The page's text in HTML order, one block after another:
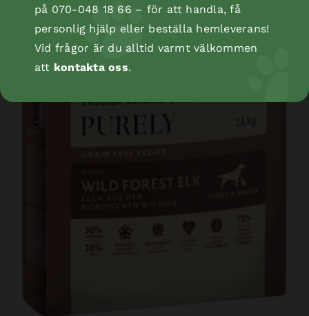
på 070-048 18 66 – för att handla, få
personlig hjälp eller beställa hemleverans!
Vid frågor är du alltid varmt välkommen
att kontakta oss.